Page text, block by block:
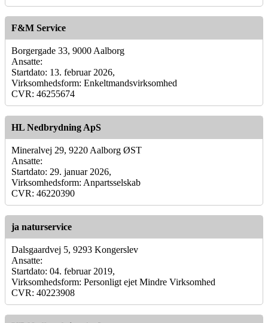
F&M Service
Borgergade 33, 9000 Aalborg
Ansatte:
Startdato: 13. februar 2026,
Virksomhedsform: Enkeltmandsvirksomhed
CVR: 46255674
HL Nedbrydning ApS
Mineralvej 29, 9220 Aalborg ØST
Ansatte:
Startdato: 29. januar 2026,
Virksomhedsform: Anpartsselskab
CVR: 46220390
ja naturservice
Dalsgaardvej 5, 9293 Kongerslev
Ansatte:
Startdato: 04. februar 2019,
Virksomhedsform: Personligt ejet Mindre Virksomhed
CVR: 40223908